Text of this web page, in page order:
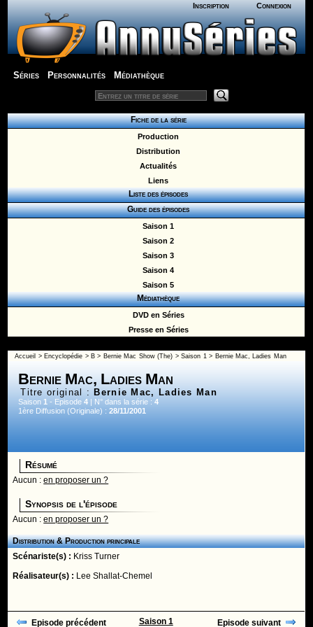
Inscription Connexion
Séries Personnalités Médiathèque
Fiche de la série
Production
Distribution
Actualités
Liens
Liste des épisodes
Guide des épisodes
Saison 1
Saison 2
Saison 3
Saison 4
Saison 5
Médiathèque
DVD en Séries
Presse en Séries
Accueil > Encyclopédie > B > Bernie Mac Show (The) >Saison 1> Bernie Mac, Ladies Man
Bernie Mac, Ladies Man
Titre original : Bernie Mac, Ladies Man
Saison1 - Episode4 | N° dans la série :4
1ère Diffusion (Originale) :28/11/2001
Résumé
Aucun :en proposer un ?
Synopsis de l'épisode
Aucun :en proposer un ?
Distribution & Production principale
Scénariste(s) : Kriss Turner
Réalisateur(s) : Lee Shallat-Chemel
Episode précédent Saison 1 Episode suivant